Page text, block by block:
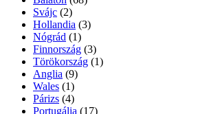
Svájc (2)
Hollandia (3)
Nógrád (1)
Finnország (3)
Törökország (1)
Anglia (9)
Wales (1)
Párizs (4)
Portugália (17)